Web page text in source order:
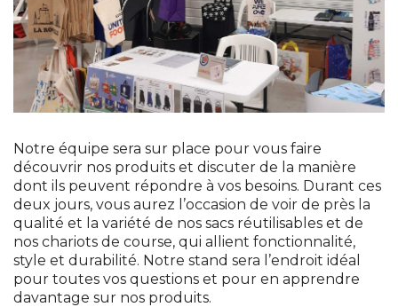
Notre équipe sera sur place pour vous faire
découvrir nos produits et discuter de la manière
dont ils peuvent répondre à vos besoins. Durant ces
deux jours, vous aurez l’occasion de voir de près la
qualité et la variété de nos sacs réutilisables et de
nos chariots de course, qui allient fonctionnalité,
style et durabilité. Notre stand sera l’endroit idéal
pour toutes vos questions et pour en apprendre
davantage sur nos produits.